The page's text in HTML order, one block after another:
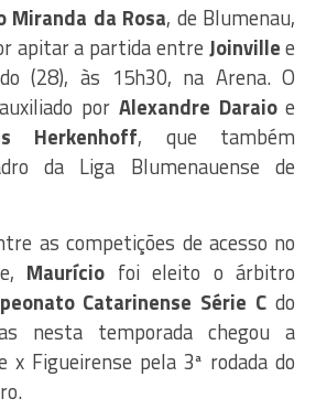
Miranda da Rosa, de Blumenau,
apitar a partida entre Joinvillee
(28), às 15h30, na Arena. O
por Alexandre Daraioe
Herkenhoff, que também
da Liga Blumenauense de
as competições de acesso no
Maurício foi eleito o árbitro
Catarinense Série Cdo
nesta temporada chegou a
x Figueirense pela 3ª rodada do